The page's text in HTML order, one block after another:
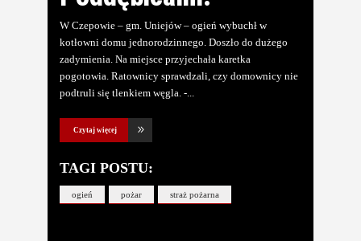
W Czepowie – gm. Uniejów – ogień wybuchł w
kotłowni domu jednorodzinnego. Doszło do dużego
zadymienia. Na miejsce przyjechała karetka
pogotowia. Ratownicy sprawdzali, czy domownicy nie
podtruli się tlenkiem węgla. -
Czytaj więcej
TAGI POSTU:
ogień pożar straż pożarna